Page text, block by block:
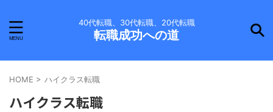
40代転職、30代転職、20代転職
転職成功への道
HOME > ハイクラス転職
ハイクラス転職